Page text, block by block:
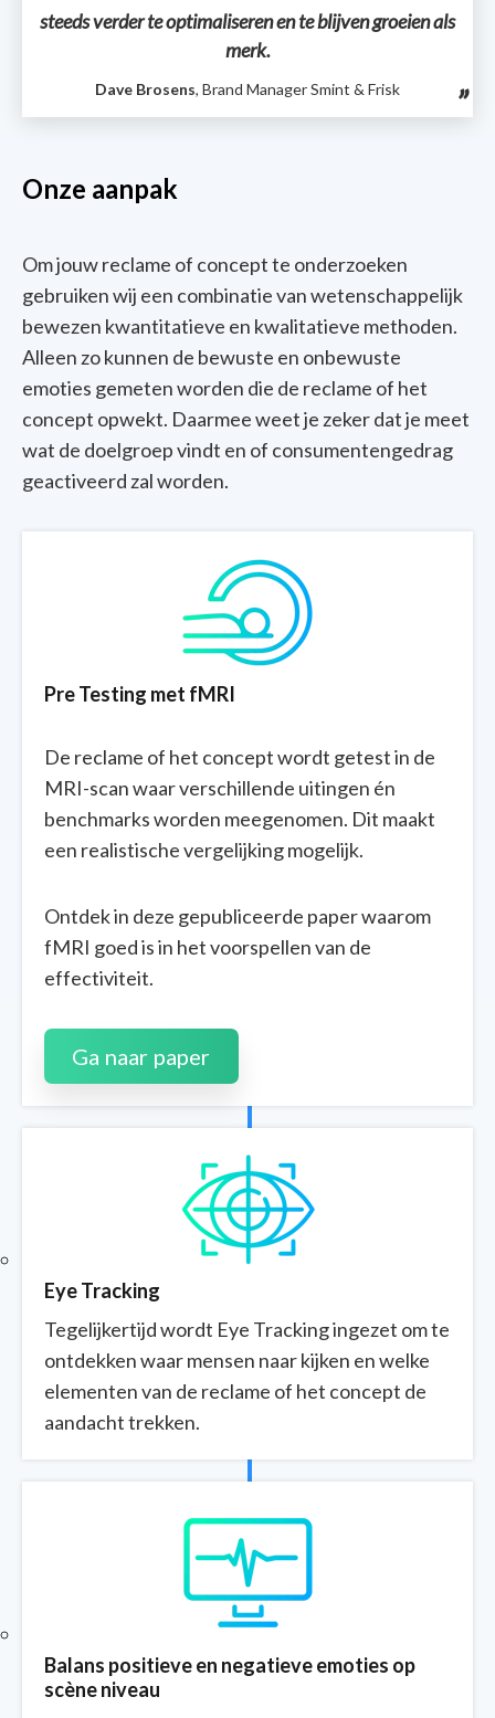
steeds verder te optimaliseren en te blijven groeien als
merk.
Dave Brosens, Brand Manager Smint & Frisk
Onze aanpak
Om jouw reclame of concept te onderzoeken
gebruiken wij een combinatie van wetenschappelijk
bewezen kwantitatieve en kwalitatieve methoden.
Alleen zo kunnen de bewuste en onbewuste
emoties gemeten worden die de reclame of het
concept opwekt. Daarmee weet je zeker dat je meet
wat de doelgroep vindt en of consumentengedrag
geactiveerd zal worden.
Pre Testing met fMRI
De reclame of het concept wordt getest in de
MRI-scan waar verschillende uitingen én
benchmarks worden meegenomen. Dit maakt
een realistische vergelijking mogelijk.
Ontdek in deze gepubliceerde paper waarom
fMRI goed is in het voorspellen van de
effectiviteit.
Ga naar paper
Eye Tracking
Tegelijkertijd wordt Eye Tracking ingezet om te
ontdekken waar mensen naar kijken enwelke
elementen van de reclame of het concept de
aandacht trekken.
Balans positieve en negatieve emoties op
scène niveau